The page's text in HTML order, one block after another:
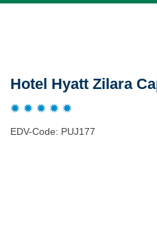
Hotel Hyatt Zilara
EDV-Code: PUJ177